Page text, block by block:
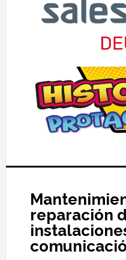
reparación